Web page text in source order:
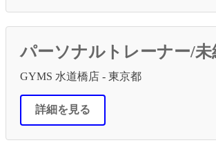
パーソナルトレーナー/
GYMS 水道橋店 - 東京都
詳細を見る